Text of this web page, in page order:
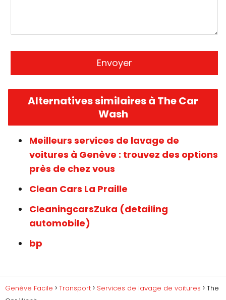
Alternatives similaires à The Car
Wash
Meilleurs services de lavage de
voitures à Genève : trouvez des options
près de chez vous
Clean Cars La Praille
CleaningcarsZuka (detailing
automobile)
bp
Genève Facile Transport Services de lavage de voitures
The